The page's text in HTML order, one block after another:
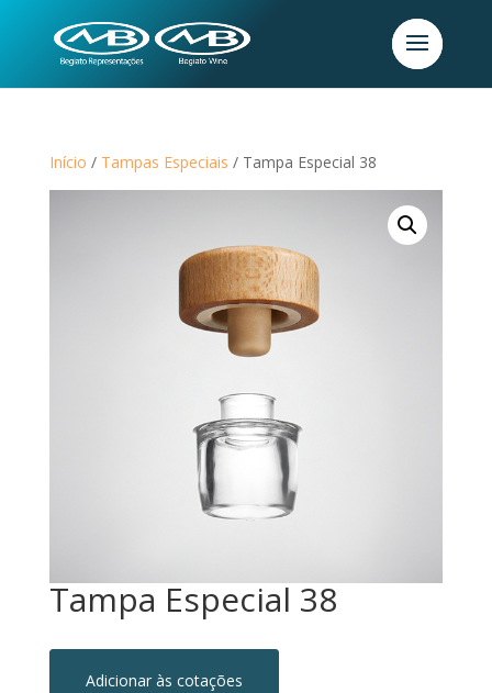
Início / Tampas Especiais / Tampa Especial 38
Tampa Especial 38
Adicionar às cotações